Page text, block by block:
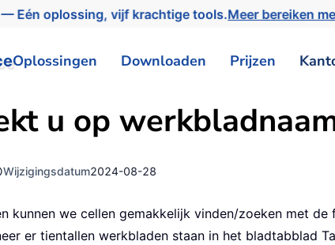
Eén oplossing, vijf krachtige tools.Meer bereiken
Oplossingen Downloaden Prijzen
u op
Wijzigingsdatum2024-08-28
kunnen we cellen gemakkelijk vinden/zoeken met
er tientallen werkbladen staan in het bladtabblad